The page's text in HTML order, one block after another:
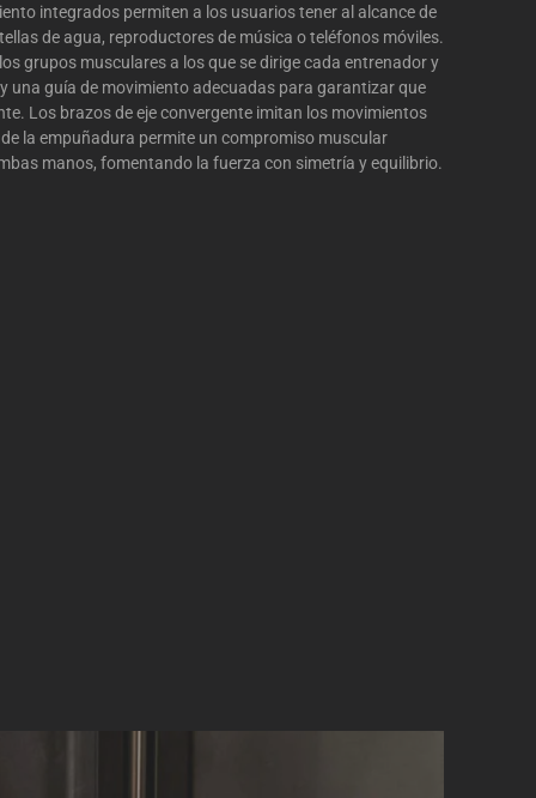
integrados permiten a los usuarios tener al alcance de
de agua, reproductores de música o teléfonos móviles.
grupos musculares a los que se dirige cada entrenador y
una guía de movimiento adecuadas para garantizar que
Los brazos de eje convergente imitan los movimientos
la empuñadura permite un compromiso muscular
manos, fomentando la fuerza con simetría y equilibrio.